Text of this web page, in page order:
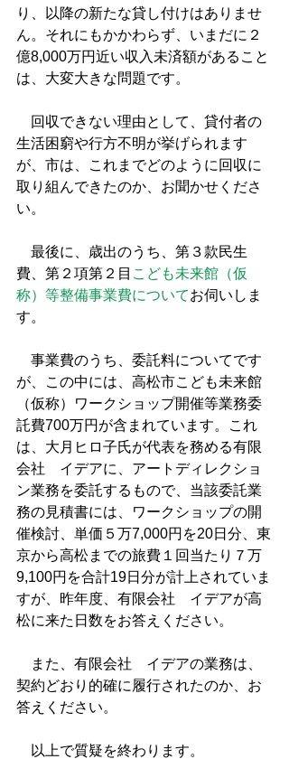
り、以降の新たな貸し付けはありませ
ん。それにもかかわらず、いまだに２
億8,000万円近い収入未済額があること
は、大変大きな問題です。
回収できない理由として、貸付者の
生活困窮や行方不明が挙げられます
が、市は、これまでどのように回収に
取り組んできたのか、お聞かせくださ
い。
最後に、歳出のうち、第３款民生
費、第２項第２目 こども未来館（仮
称）等整備事業費についてお伺いしま
す。
事業費のうち、委託料についてです
が、この中には、高松市こども未来館
（仮称）ワークショップ開催等業務委
託費700万円が含まれています。これ
は、大月ヒロ子氏が代表を務める有限
会社　イデアに、アートディレクショ
ン業務を委託するもので、当該委託業
務の見積書には、ワークショップの開
催検討、単価５万7,000円を20日分、東
京から高松までの旅費１回当たり７万
9,100円を合計19日分が計上されていま
すが、昨年度、有限会社　イデアが高
松に来た日数をお答えください。
また、有限会社　イデアの業務は、
契約どおり的確に履行されたのか、お
答えください。
以上で質疑を終わります。